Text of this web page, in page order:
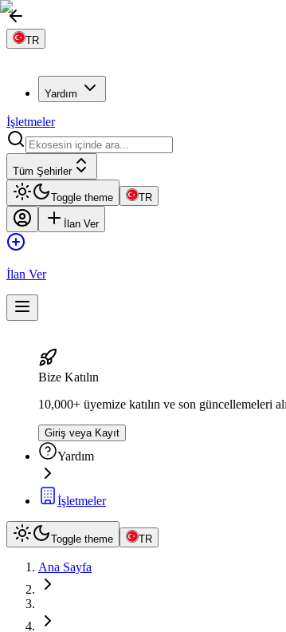
TR
Yardım
İşletmeler
Tüm Şehirler
Toggle theme TR
İlan Ver
İlan Ver
Bize Katılın
10,000+ üyemize katılın ve son güncellemeleri
Giriş veya Kayıt
Yardım
İşletmeler
Toggle theme TR
Ana Sayfa